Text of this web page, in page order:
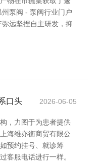
泵阀 - 泵阀行业门户
远坚捏自主研发，抑
口头 2026-06-05
，力图于为患者提供
海维亦衡商贸有限公
预约挂号、就诊筹
客服电话进行一样。